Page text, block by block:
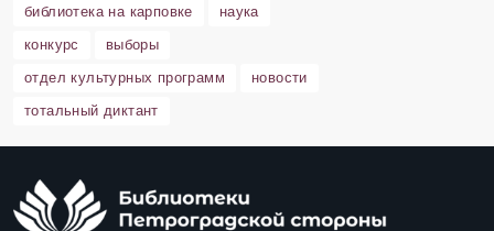
библиотека на карповке
наука
конкурс
выборы
отдел культурных программ
новости
тотальный диктант